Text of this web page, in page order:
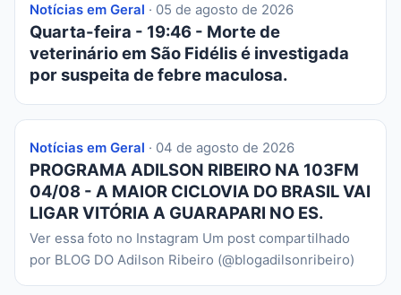
Notícias em Geral · 05 de agosto de 2026
Quarta-feira - 19:46 - Morte de
veterinário em São Fidélis é investigada
por suspeita de febre maculosa.
Notícias em Geral · 04 de agosto de 2026
PROGRAMA ADILSON RIBEIRO NA 103FM
04/08 - A MAIOR CICLOVIA DO BRASIL VAI
LIGAR VITÓRIA A GUARAPARI NO ES.
Ver essa foto no Instagram Um post compartilhado
por BLOG DO Adilson Ribeiro (@blogadilsonribeiro)